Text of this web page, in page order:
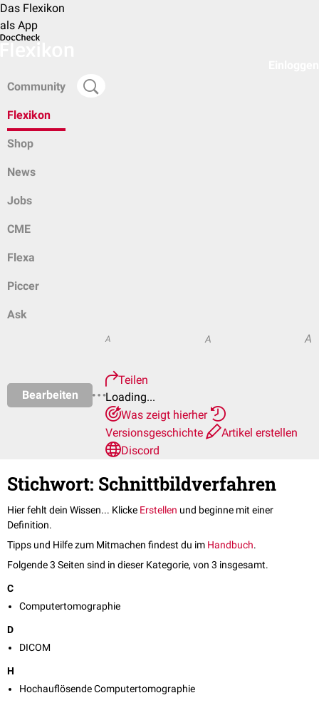
Das Flexikon
als App
Community
Flexikon
Shop
News
Jobs
CME
Flexa
Piccer
Ask
Bearbeiten
A A A
Teilen
Loading...
Was zeigt hierher
Versionsgeschichte
Artikel erstellen
Discord
Stichwort: Schnittbildverfahren
Hier fehlt dein Wissen... Klicke Erstellen und beginne mit einer
Definition.
Tipps und Hilfe zum Mitmachen findest du im Handbuch.
Folgende 3 Seiten sind in dieser Kategorie, von 3 insgesamt.
C
Computertomographie
D
DICOM
H
Hochauflösende Computertomographie